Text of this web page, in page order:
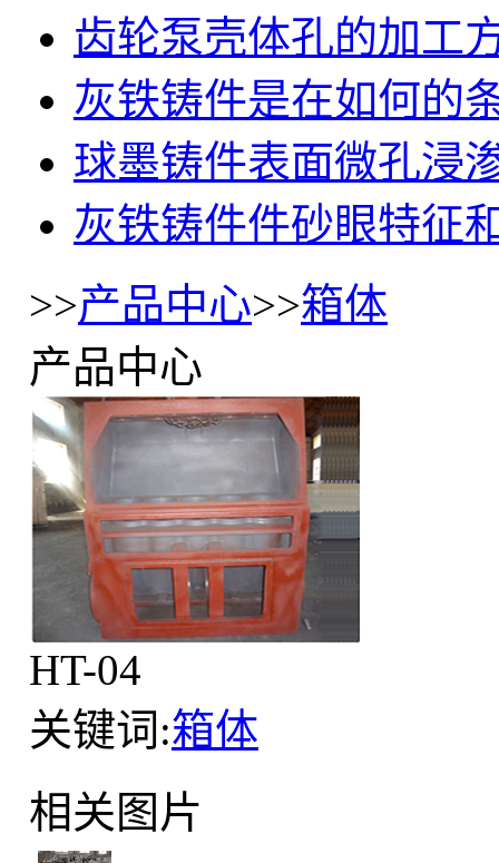
齿轮泵壳体孔的加工
灰铁铸件是在如何的
球墨铸件表面微孔浸
灰铁铸件件砂眼特征
>>产品中心>>箱体
产品中心
HT-04
关键词:箱体
相关图片